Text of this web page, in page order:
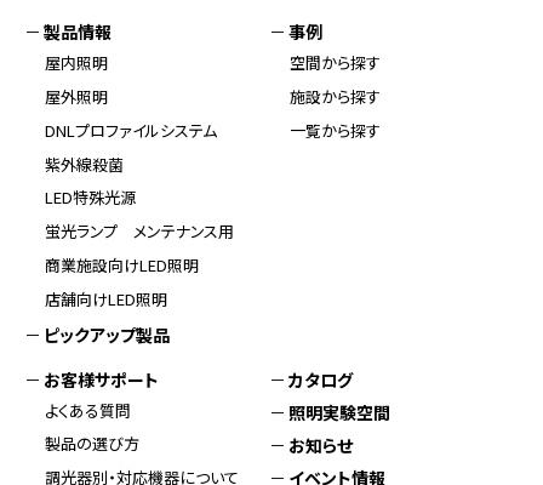
製品情報
屋内照明
屋外照明
DNLプロファイルシステム
紫外線殺菌
LED特殊光源
蛍光ランプ メンテナンス用
商業施設向けLED照明
店舗向けLED照明
ピックアップ製品
事例
空間から探す
施設から探す
一覧から探す
お客様サポート
よくある質問
製品の選び方
調光器別・対応機器について
カタログ
照明実験空間
お知らせ
イベント情報